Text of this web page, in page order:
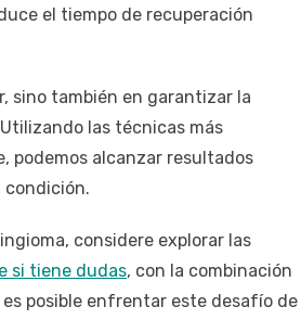
el tiempo de recuperación
sino también en garantizar la
las técnicas más
podemos alcanzar resultados
condición.
considere explorar las
si tiene dudas, con la combinación
posible enfrentar este desafío de